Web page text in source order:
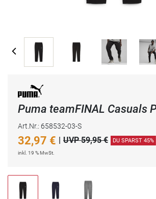
Puma teamFINAL Casuals
Art.Nr.: 658532-03-S
32,97 € UVP 59,95 € DU SPARST 45%
inkl. 19 % MwSt.